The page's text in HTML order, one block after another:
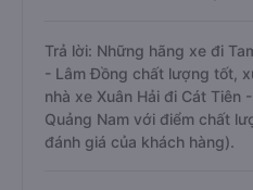
Trả lời: Những hãng xe đi
- Lâm Đồng chất lượng tốt,
nhà xe Xuân Hải đi Cát Tiên
Quảng Nam với điểm chất
đánh giá của khách hàng).